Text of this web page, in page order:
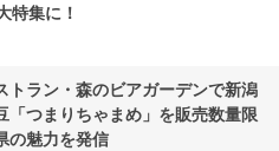
特集に！
トラン・森のビアガーデンで新潟
「つまりちゃまめ」を販売数量限
の魅力を発信